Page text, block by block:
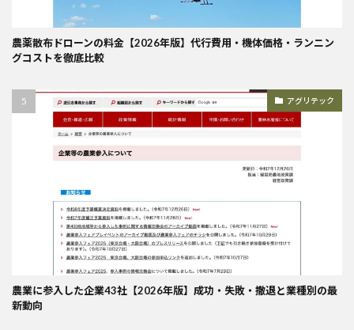
農薬散布ドローンの料金【2026年版】代行費用・機体価格・ランニン
グコストを徹底比較
アグリテック
農業に参入した企業43社【2026年版】成功・失敗・撤退と業種別の最
新動向